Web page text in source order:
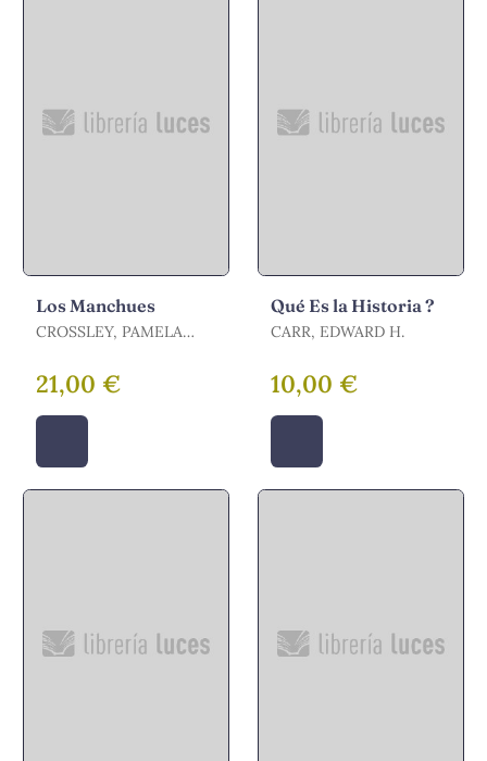
Los Manchues
CROSSLEY, PAMELA
21,00 €
Qué Es la Historia ?
CARR, EDWARD H.
10,00 €